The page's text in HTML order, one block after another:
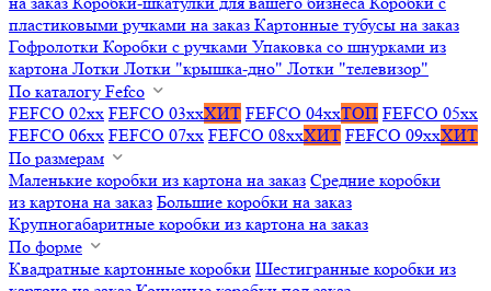
пластиковыми ручками на заказ Картонные тубусы на заказ
Гофролотки Коробки с ручками Упаковка со шнурками из
картона Лотки Лотки "крышка-дно" Лотки "телевизор"
По каталогу Fefco
FEFCO 02xx FEFCO 03xxХИТ FEFCO 04xxТОП FEFCO 05xx
FEFCO 06xx FEFCO 07xx FEFCO 08xxХИТ FEFCO 09xxХИТ
По размерам
Маленькие коробки из картона на заказ Средние коробки
из картона на заказ Большие коробки на заказ
Крупногабаритные коробки из картона на заказ
По форме
Квадратные картонные коробки Шестигранные коробки из